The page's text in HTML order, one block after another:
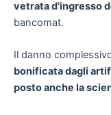
vetrata d’ingresso
bancomat.
Il danno
bonificata dagli
posto anche la